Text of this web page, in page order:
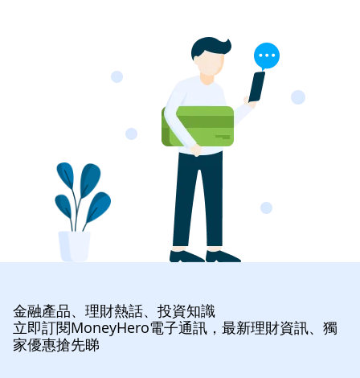
金融產品、理財熱話、投資知識
立即訂閱MoneyHero電子通訊，最新理財資訊、獨
家優惠搶先睇